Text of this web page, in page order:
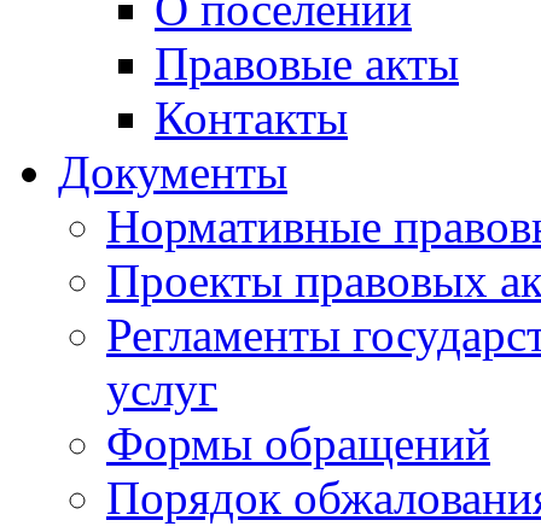
Правовые акты
Контакты
Документы
Нормативные
Проекты правовых
Регламенты
услуг
Формы обращений
Порядок